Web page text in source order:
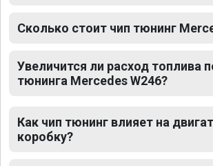
Сколько стоит чип тюнинг
Увеличится ли расход топлива
тюнинга Mercedes W246?
Как чип тюнинг влияет на
коробку?